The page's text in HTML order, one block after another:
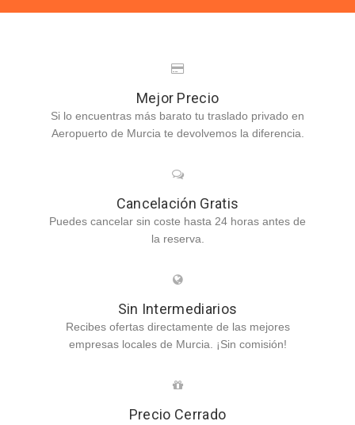
Mejor Precio
Si lo encuentras más barato tu traslado privado en
Aeropuerto de Murcia te devolvemos la diferencia.
Cancelación Gratis
Puedes cancelar sin coste hasta 24 horas antes de
la reserva.
Sin Intermediarios
Recibes ofertas directamente de las mejores
empresas locales de Murcia. ¡Sin comisión!
Precio Cerrado